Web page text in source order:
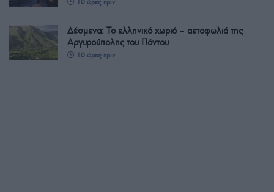
Δέσμενα: Το ελληνικό χωριό – αετοφωλιά της
Αργυρούπολης του Πόντου
10 ώρες πριν